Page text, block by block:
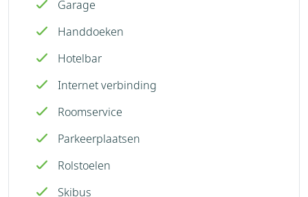
Garage
Handdoeken
Hotelbar
Internet verbinding
Roomservice
Parkeerplaatsen
Rolstoelen
Skibus